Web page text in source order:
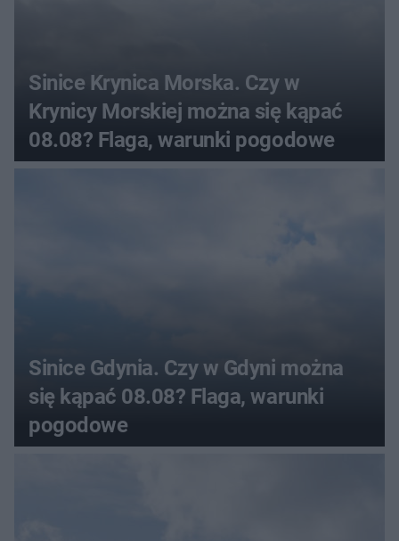
Sinice Krynica Morska. Czy w
Krynicy Morskiej można się kąpać
08.08? Flaga, warunki pogodowe
Sinice Gdynia. Czy w Gdyni można
się kąpać 08.08? Flaga, warunki
pogodowe